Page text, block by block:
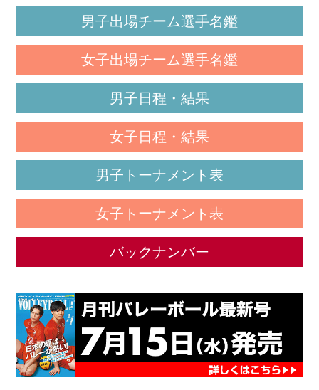
男子出場チーム選手名鑑
女子出場チーム選手名鑑
男子日程・結果
女子日程・結果
男子トーナメント表
女子トーナメント表
バックナンバー